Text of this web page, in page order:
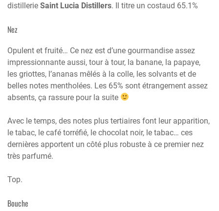
distillerie Saint Lucia Distillers. Il titre un costaud 65.1%
Nez
Opulent et fruité… Ce nez est d’une gourmandise assez
impressionnante aussi, tour à tour, la banane, la papaye,
les griottes, l’ananas mêlés à la colle, les solvants et de
belles notes mentholées. Les 65% sont étrangement assez
absents, ça rassure pour la suite
Avec le temps, des notes plus tertiaires font leur apparition,
le tabac, le café torréfié, le chocolat noir, le tabac… ces
dernières apportent un côté plus robuste à ce premier nez
très parfumé.
Top.
Bouche